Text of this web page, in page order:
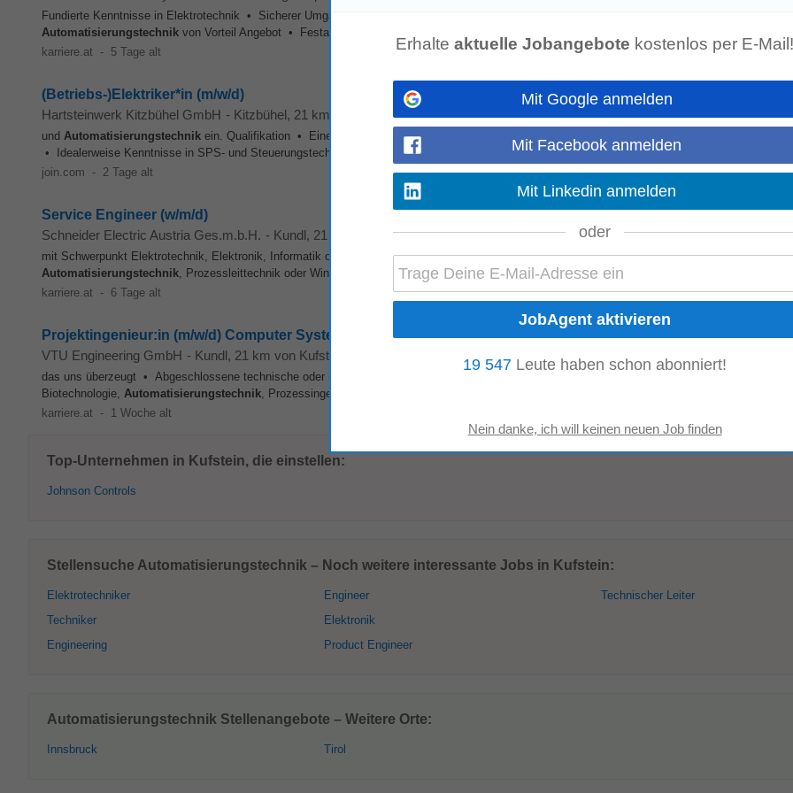
Fundierte Kenntnisse in Elektrotechnik • Sicherer Umgang mit elektronischen Bauelementen • Gutes Verständnis von Leistungselektronik •
Automatisierungstechnik von Vorteil Angebot • Festanstellung mit attraktivem Gehalt...
karriere.at - 5 Tage alt
(Betriebs-)Elektriker*in (m/w/d)
Hartsteinwerk Kitzbühel GmbH - Kitzbühel, 21 km von Kufstein
und Automatisierungstechnik ein. Qualifikation • Eine abgeschlossene Berufsausbildung im Bereich Elektrotechnik oder eine vergleichbare
• Idealerweise Kenntnisse in SPS- und Steuerungstechnik • Grundlegende EDV-Kenntnisse • Eine selbstständige, zuverlässige...
join.com - 2 Tage alt
Service Engineer (w/m/d)
Schneider Electric Austria Ges.m.b.H. - Kundl, 21 km von Kufstein
mit Schwerpunkt Elektrotechnik, Elektronik, Informatik oder Mechatronik bzw. eine vergleichbare technische Ausbildung • Erste Berufserfahrung
Automatisierungstechnik, Prozessleittechnik oder Windows-Systeme • Gute Fähigkeiten bzw. Kenntnisse...
karriere.at - 6 Tage alt
Projektingenieur:in (m/w/d) Computer System Validierung
VTU Engineering GmbH - Kundl, 21 km von Kufstein
das uns überzeugt • Abgeschlossene technische oder naturwissenschaftliche Ausbildung, z.B. (Bio)Informatik, Medizintechnik, Biomedical
Biotechnologie, Automatisierungstechnik, Prozessingenieurwesen, Verfahrenstechnik o.Ä. • Mind. 2 Jahre...
karriere.at - 1 Woche alt
Top-Unternehmen in Kufstein, die einstellen:
Johnson Controls
Stellensuche Automatisierungstechnik – Noch weitere interessante Jobs in Kufstein:
Elektrotechniker
Techniker
Engineering
Engineer
Elektronik
Product Engineer
Technischer Leiter
Automatisierungstechnik Stellenangebote – Weitere Orte:
Innsbruck Tirol
Erhalte aktuelle Jobangebote kostenlos per E-Mail!
Mit Google anmelden
Mit Facebook anmelden
Mit Linkedin anmelden
oder
19 547 Leute haben schon abonniert!